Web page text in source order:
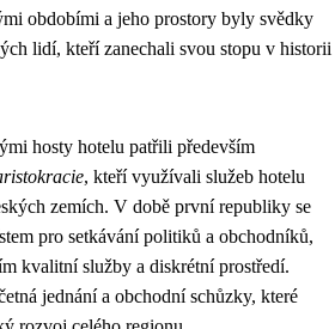
obdobími a jeho prostory byly svědky
lidí, kteří zanechali svou stopu v historii
hosty hotelu patřili především
, kteří využívali služeb hotelu
zemích. V době první republiky se
pro setkávání politiků a obchodníků,
kvalitní služby a diskrétní prostředí.
jednání a obchodní schůzky, které